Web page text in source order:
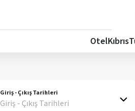
OtelKıbrıs
Giriş - Çıkış Tarihleri
Giriş - Çıkış Tarihleri